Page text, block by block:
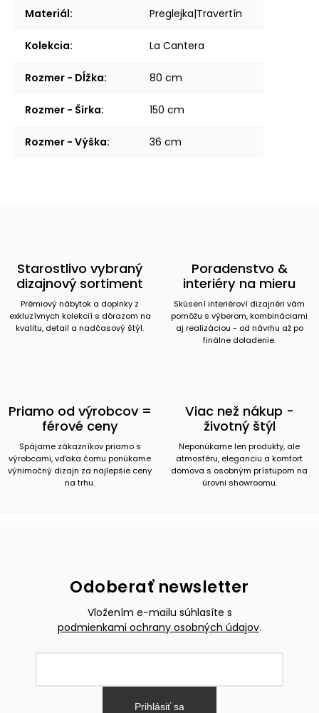
Materiál: Preglejka|Travertín
Kolekcia: La Cantera
Rozmer - Dĺžka: 80 cm
Rozmer - Šírka: 150 cm
Rozmer - Výška: 36 cm
Starostlivo vybraný
dizajnový sortiment
Prémiový nábytok a doplnky z
exkluzívnych kolekcií s dôrazom na
kvalitu, detail a nadčasový štýl.
Poradenstvo &
interiéry na mieru
Skúsení interiéroví dizajnéri vám
pomôžu s výberom, kombináciami
aj realizáciou - od návrhu až po
finálne doladenie.
Priamo od výrobcov =
férové ceny
Spájame zákazníkov priamo s
výrobcami, vďaka čomu ponúkame
výnimočný dizajn za najlepšie ceny
na trhu.
Viac než nákup -
životný štýl
Neponúkame len produkty, ale
atmosféru, eleganciu a komfort
domova s osobným prístupom na
úrovni showroomu.
Odoberať newsletter
Vložením e-mailu súhlasíte s
podmienkami ochrany osobných údajov.
Prihlásiť sa